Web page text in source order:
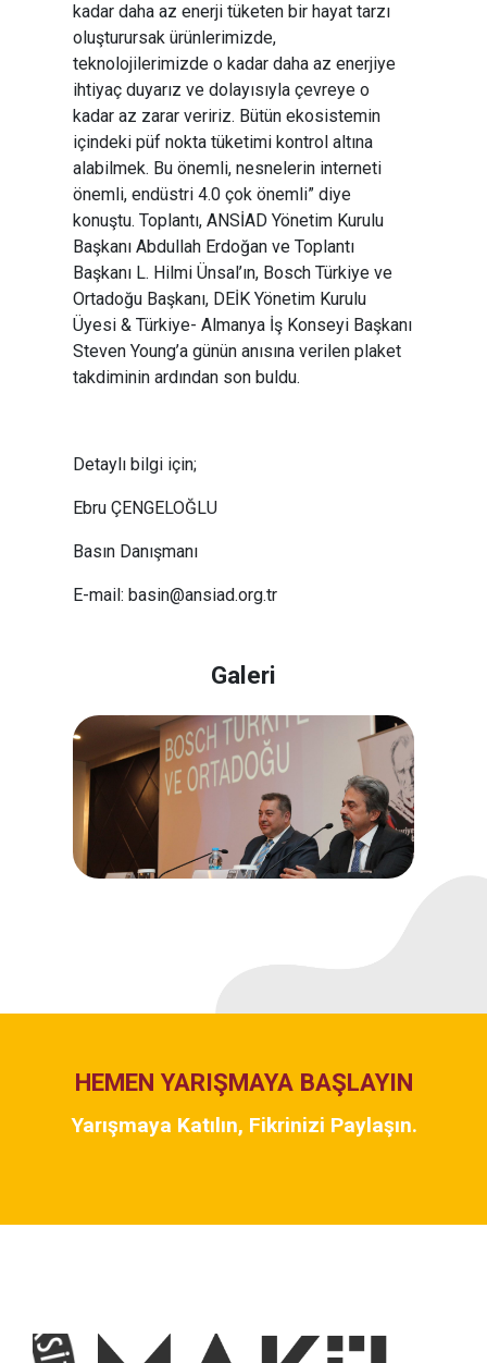
kadar daha az enerji tüketen bir hayat tarzı
oluşturursak ürünlerimizde,
teknolojilerimizde o kadar daha az enerjiye
ihtiyaç duyarız ve dolayısıyla çevreye o
kadar az zarar veririz. Bütün ekosistemin
içindeki püf nokta tüketimi kontrol altına
alabilmek. Bu önemli, nesnelerin interneti
önemli, endüstri 4.0 çok önemli” diye
konuştu. Toplantı, ANSİAD Yönetim Kurulu
Başkanı Abdullah Erdoğan ve Toplantı
Başkanı L. Hilmi Ünsal’ın, Bosch Türkiye ve
Ortadoğu Başkanı, DEİK Yönetim Kurulu
Üyesi & Türkiye- Almanya İş Konseyi Başkanı
Steven Young’a günün anısına verilen plaket
takdiminin ardından son buldu.
Detaylı bilgi için;
Ebru ÇENGELOĞLU
Basın Danışmanı
E-mail: basin@ansiad.org.tr
Galeri
HEMEN YARIŞMAYA BAŞLAYIN
Yarışmaya Katılın, Fikrinizi Paylaşın.